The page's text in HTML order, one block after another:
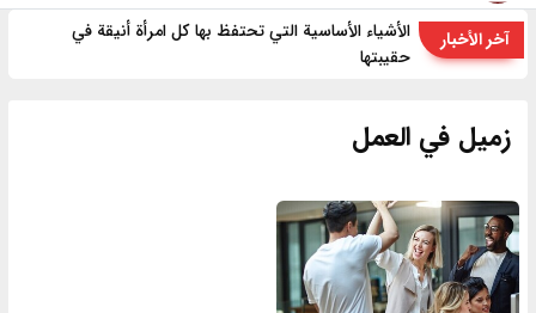
آخر الأخبار
الأشياء الأساسية التي تحتفظ بها كل امرأة أنيقة في
حقيبتها
زميل في العمل